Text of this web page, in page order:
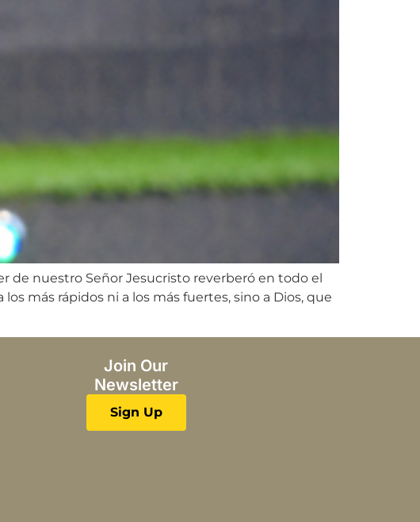
de nuestro Señor Jesucristo reverberó en todo el
más rápidos ni a los más fuertes, sino a Dios, que
Join Our
Newsletter
Sign Up